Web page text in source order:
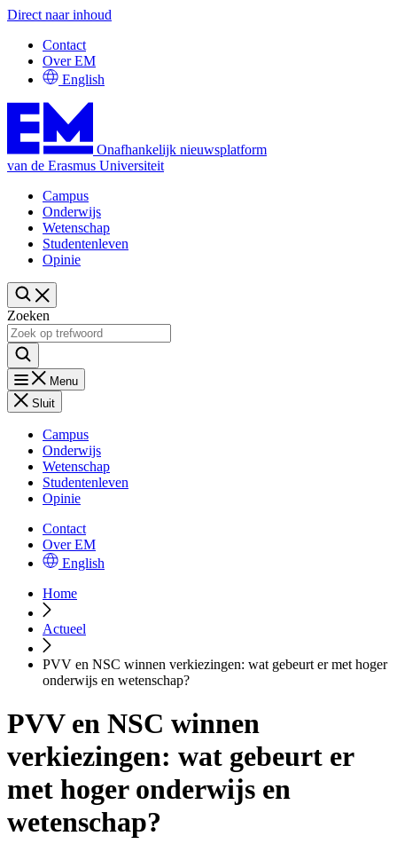
Direct naar inhoud
Contact
Over EM
English
Onafhankelijk nieuwsplatform
van de Erasmus Universiteit
Campus
Onderwijs
Wetenschap
Studentenleven
Opinie
Zoeken
Menu
Sluit
Campus
Onderwijs
Wetenschap
Studentenleven
Opinie
Contact
Over EM
English
Home
Actueel
PVV en NSC winnen verkiezingen: wat gebeurt er met hoger
onderwijs en wetenschap?
PVV en NSC winnen
verkiezingen: wat gebeurt er
met hoger onderwijs en
wetenschap?